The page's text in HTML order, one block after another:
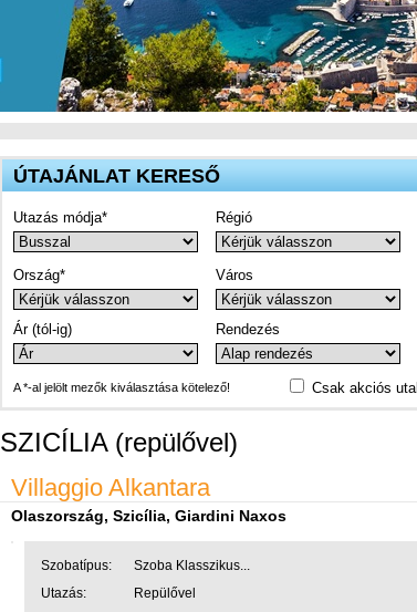
ÚTAJÁNLAT KERESŐ
Utazás módja* Régió
Ország* Város
Ár (tól-ig) Rendezés
A *-al jelölt mezők kiválasztása kötelező! Csak akciós
SZICÍLIA (repülővel)
Villaggio Alkantara
Olaszország, Szicília, Giardini Naxos
Szobatípus:
Szoba Klasszikus...
Utazás:
Repülővel